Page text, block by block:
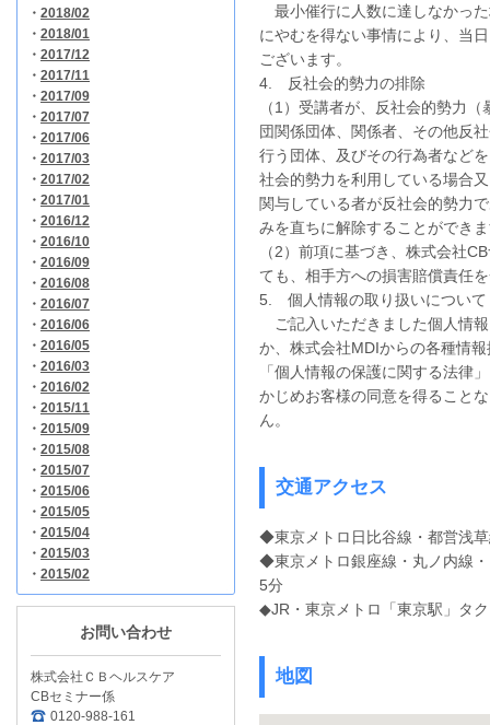
・ 2018/02
・ 2018/01
・ 2017/12
・ 2017/11
・ 2017/09
・ 2017/07
・ 2017/06
・ 2017/03
・ 2017/02
・ 2017/01
・ 2016/12
・ 2016/10
・ 2016/09
・ 2016/08
・ 2016/07
・ 2016/06
・ 2016/05
・ 2016/03
・ 2016/02
・ 2015/11
・ 2015/09
・ 2015/08
・ 2015/07
・ 2015/06
・ 2015/05
・ 2015/04
・ 2015/03
・ 2015/02
お問い合わせ
株式会社ＣＢヘルスケア
CBセミナー係
0120-988-161
最小催行に人数に達しなかっ
にやむを得ない事情により、当
ございます。
4. 反社会的勢力の排除
（1）受講者が、反社会的勢力
団関係団体、関係者、その他反
行う団体、及びその行為者など
社会的勢力を利用している場合
関与している者が反社会的勢力
みを直ちに解除することができ
（2）前項に基づき、株式会社
ても、相手方への損害賠償責任
5. 個人情報の取り扱いについて
ご記入いただきました個人情
か、株式会社MDIからの各種情
「個人情報の保護に関する法律
かじめお客様の同意を得ること
ん。
交通アクセス
◆東京メトロ日比谷線・都営浅
◆東京メトロ銀座線・丸ノ内線
5分
◆JR・東京メトロ「東京駅」タ
地図